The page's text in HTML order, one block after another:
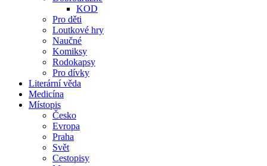
KOD
Pro děti
Loutkové hry
Naučné
Komiksy
Rodokapsy
Pro dívky
Literární věda
Medicína
Místopis
Česko
Evropa
Praha
Svět
Cestopisy